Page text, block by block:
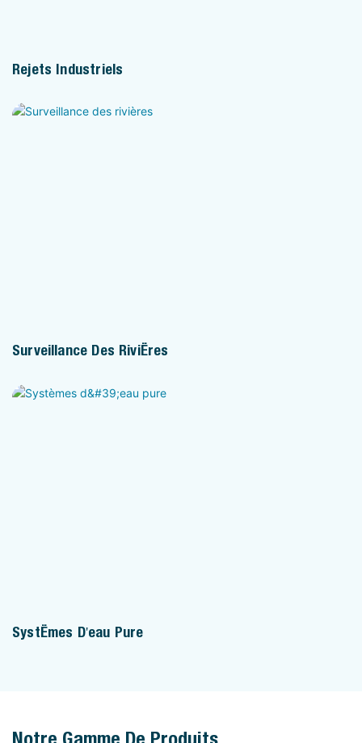
Rejets Industriels
Surveillance Des Rivières
Systèmes D'eau Pure
Notre Gamme De Produits